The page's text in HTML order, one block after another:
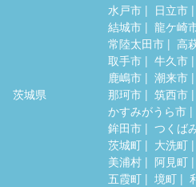
茨城県
水戸市 日立市
結城市
龍ケ崎
常陸太田市
高
取手市
牛久市
鹿嶋市
潮来市
那珂市
筑西市
かすみがうら市
鉾田市
つくば
茨城町
大洗町
美浦村
阿見町
五霞町
境町